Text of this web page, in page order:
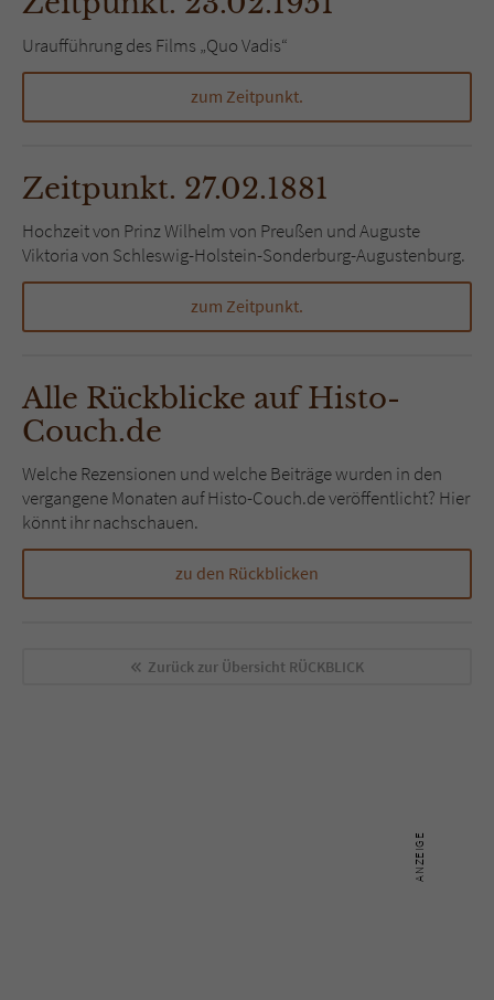
Uraufführung des Films „Quo Vadis“
zum Zeitpunkt.
Zeitpunkt. 27.02.1881
Hochzeit von Prinz Wilhelm von Preußen und Auguste
Viktoria von Schleswig-Holstein-Sonderburg-Augustenburg.
zum Zeitpunkt.
Alle Rückblicke auf Histo-
Couch.de
Welche Rezensionen und welche Beiträge wurden in den
vergangene Monaten auf Histo-Couch.de veröffentlicht? Hier
könnt ihr nachschauen.
zu den Rückblicken
Zurück zur Übersicht RÜCKBLICK